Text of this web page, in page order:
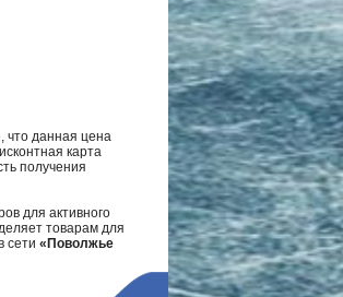
данная цена
карта
получения
для активного
товарам для
сети «Поволжье